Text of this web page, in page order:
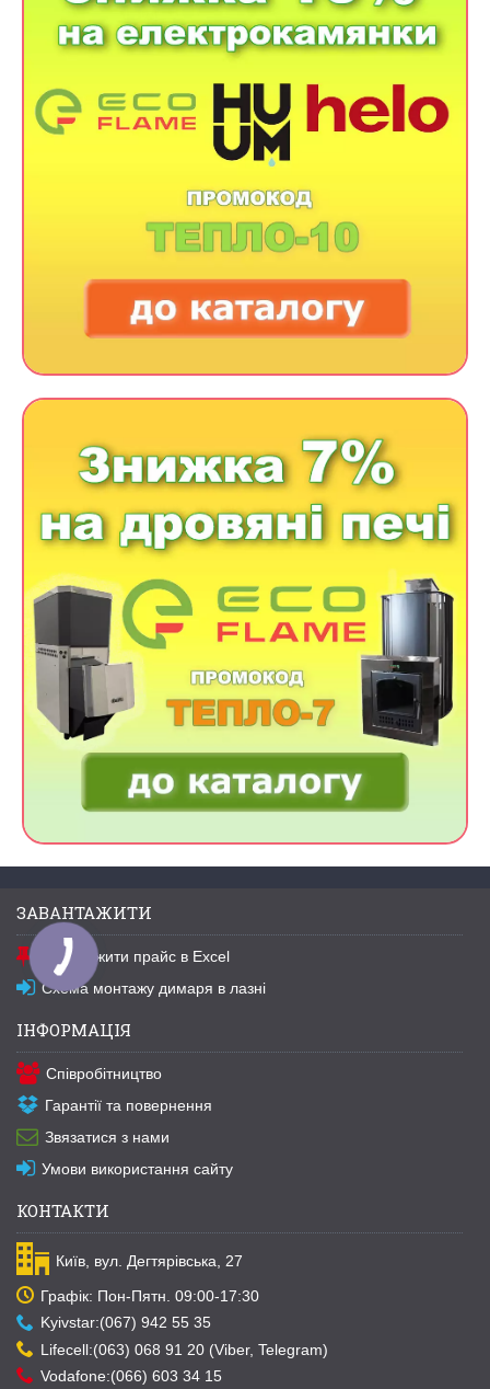
ЗАВАНТАЖИТИ
Завантажити прайс в Excel
Схема монтажу димаря в лазні
ІНФОРМАЦІЯ
Співробітництво
Гарантії та повернення
Звязатися з нами
Умови використання сайту
КОНТАКТИ
Київ, вул. Дегтярівська, 27
Графік: Пон-Пятн. 09:00-17:30
Kyivstar:(067) 942 55 35
Lifecell:(063) 068 91 20 (Viber, Telegram)
Vodafone:(066) 603 34 15